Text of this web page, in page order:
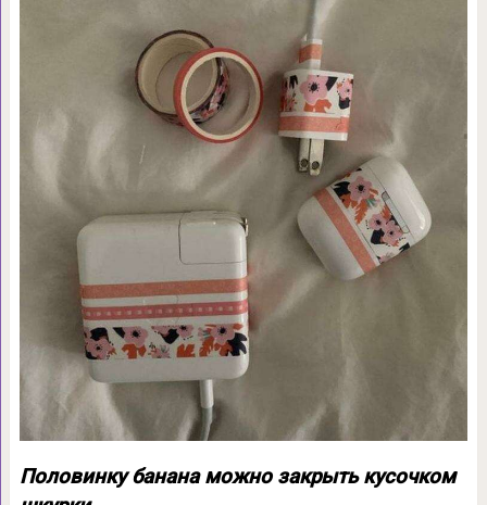
Половинку банана можно закрыть кусочком